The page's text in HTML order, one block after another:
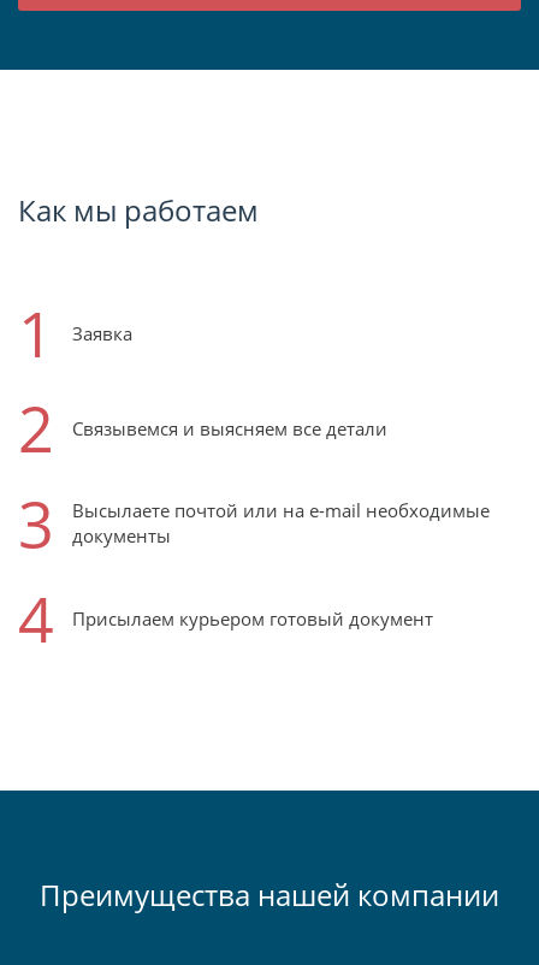
Как мы работаем
1 Заявка
2 Связывемся и выясняем все детали
3
Высылаете почтой или на e-mail необходимые
документы
4 Присылаем курьером готовый документ
Преимущества нашей компании